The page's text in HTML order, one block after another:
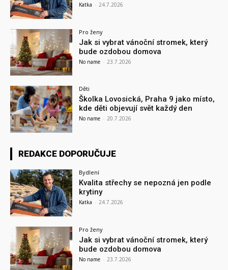
Katka - 24.7.2026
Pro ženy
Jak si vybrat vánoční stromek, který
bude ozdobou domova
No name - 23.7.2026
Děti
Školka Lovosická, Praha 9 jako místo,
kde děti objevují svět každý den
No name - 20.7.2026
REDAKCE DOPORUČUJE
Bydlení
Kvalita střechy se nepozná jen podle
krytiny
Katka - 24.7.2026
Pro ženy
Jak si vybrat vánoční stromek, který
bude ozdobou domova
No name - 23.7.2026